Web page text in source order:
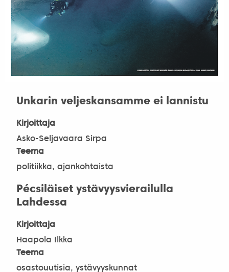
Unkarin veljeskansamme ei lannistu
Kirjoittaja
Asko-Seljavaara Sirpa
Teema
politiikka, ajankohtaista
Pécsiläiset ystävyysvierailulla
Lahdessa
Kirjoittaja
Haapola Ilkka
Teema
osastouutisia, ystävyyskunnat